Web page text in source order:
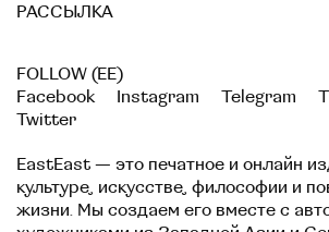
РАССЫЛКА
FOLLOW (EE)
Facebook
Instagram Telegram
Twitter
EastEast — это печатное и онлайн
культуре, искусстве, философии и
жизни. Мы создаем его вместе с